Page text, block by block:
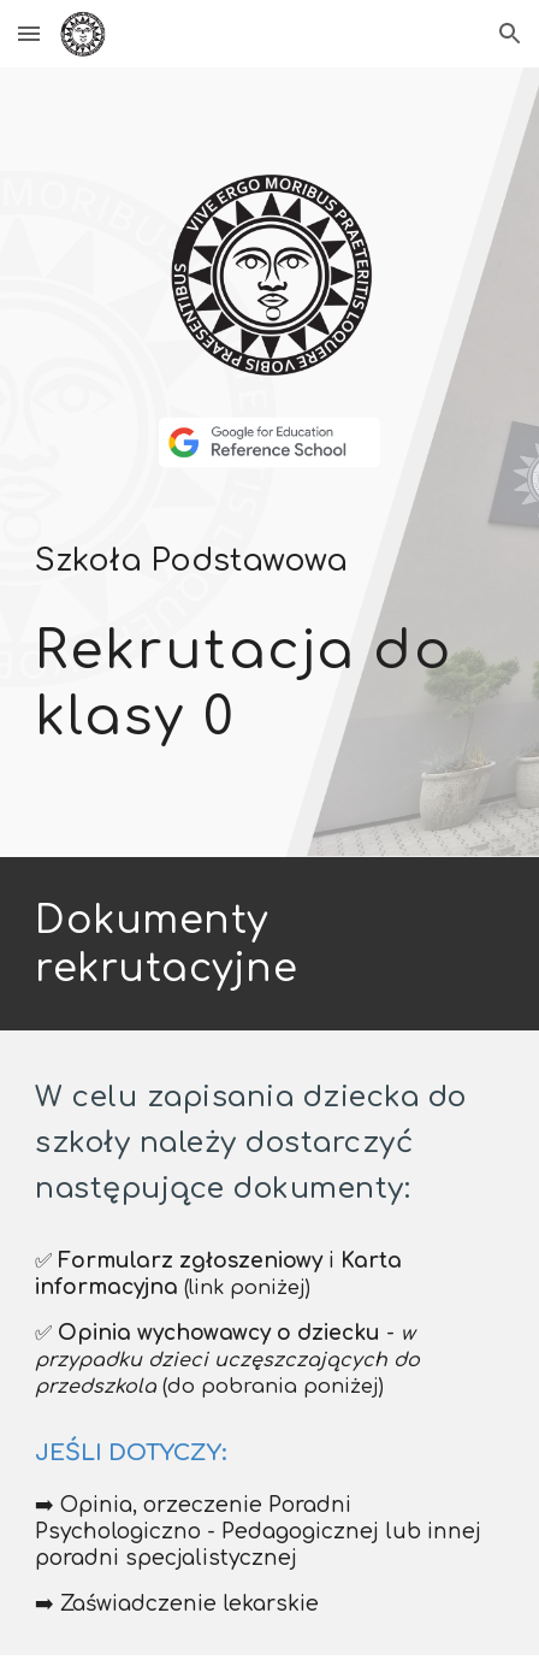
Skip to main content Skip to navigation
Szkoła Podstawowa
Rekrutacja do
klasy 0
Dokumenty
rekrutacyjne
W celu zapisania dziecka do
szkoły należy dostarczyć
następujące dokumenty:
✅ Formularz zgłoszeniowyi Karta
informacyjna (link poniżej)
✅ Opinia wychowawcy o dziecku - w
przypadku dzieci uczęszczających do
przedszkola (do pobrania poniżej)
JEŚLI DOTYCZY:
➡️Opinia, orzeczenie Poradni
Psychologiczno - Pedagogicznej lub innej
poradni specjalistycznej
➡️ Zaświadczenie lekarskie